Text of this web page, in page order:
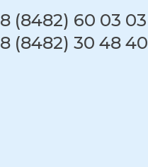
8 (8482) 60 03 03
8 (8482) 30 48 40